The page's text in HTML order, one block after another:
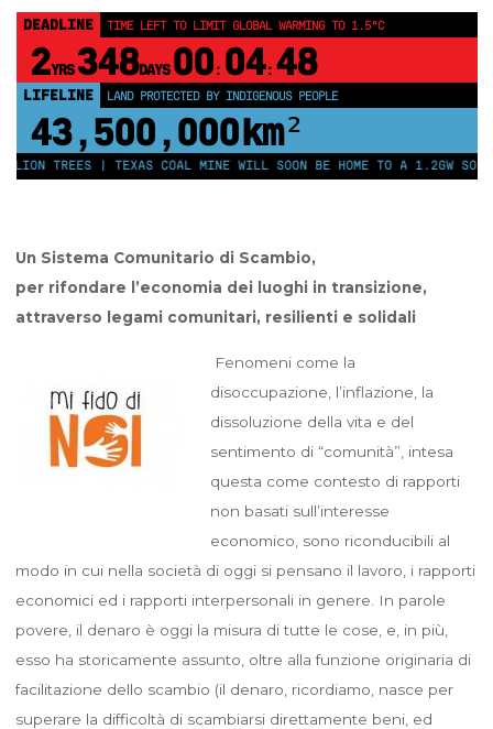
DEADLINE TIME LEFT TO LIMIT GLOBAL WARMING TO 1.5°C
2YRS 348DAYS 00: 04: 48
LIFELINE LAND PROTECTED BY INDIGENOUS PEOPLE
43,500,000km²
TREES | TEXAS COAL MINE WILL SOON BE HOME TO A 1.2GW
Un Sistema Comunitario di Scambio,
per rifondare l’economia dei luoghi in transizione,
attraverso legami comunitari, resilienti e solidali
Fenomeni come la
disoccupazione, l’inflazione, la
dissoluzione della vita e del
sentimento di “comunità”, intesa
questa come contesto di rapporti
non basati sull’interesse
economico, sono riconducibili al
modo in cui nella società di oggi si pensano il lavoro, i rapporti
economici ed i rapporti interpersonali in genere. In parole
povere, il denaro è oggi la misura di tutte le cose, e, in più,
esso ha storicamente assunto, oltre alla funzione originaria di
facilitazione dello scambio (il denaro, ricordiamo, nasce per
superare la difficoltà di scambiarsi direttamente beni, ed